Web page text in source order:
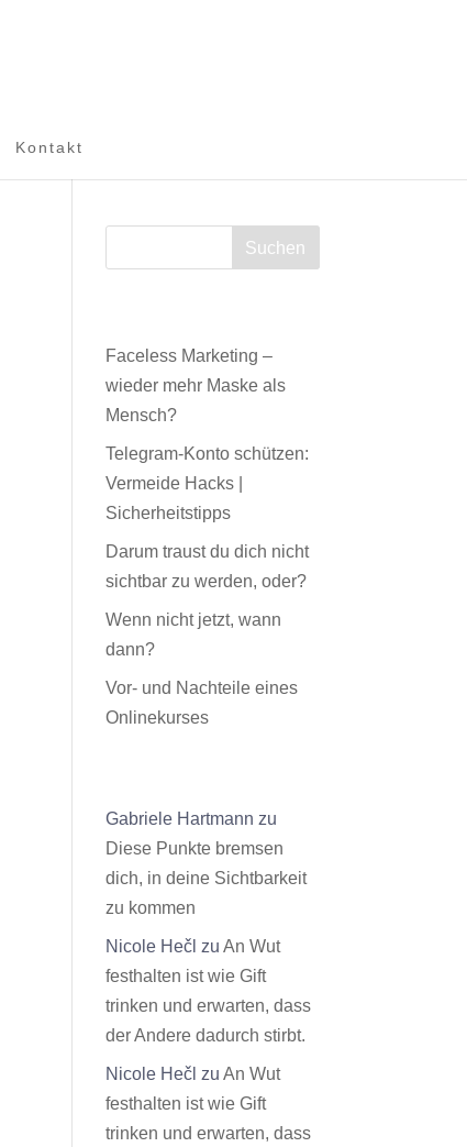
Kontakt
Faceless Marketing –
wieder mehr Maske als
Mensch?
Telegram-Konto schützen:
Vermeide Hacks |
Sicherheitstipps
Darum traust du dich nicht
sichtbar zu werden, oder?
Wenn nicht jetzt, wann
dann?
Vor- und Nachteile eines
Onlinekurses
Gabriele Hartmann zu
Diese Punkte bremsen
dich, in deine Sichtbarkeit
zu kommen
Nicole Hečl zuAn Wut
festhalten ist wie Gift
trinken und erwarten, dass
der Andere dadurch stirbt.
Nicole Hečl zuAn Wut
festhalten ist wie Gift
trinken und erwarten, dass